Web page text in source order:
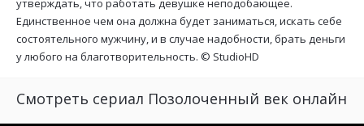
утверждать, что работать девушке неподобающее.
Единственное чем она должна будет заниматься, искать себе
состоятельного мужчину, и в случае надобности, брать деньги
у любого на благотворительность. © StudioHD
Смотреть сериал Позолоченный век онлайн